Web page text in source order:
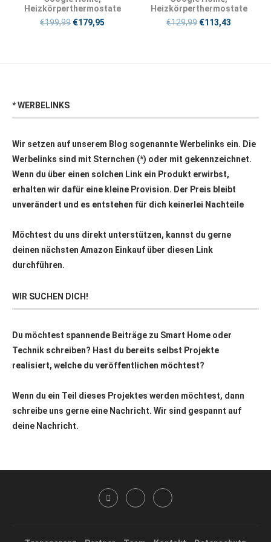
Heizkörperthermostate
€199,99 €179,95
Heizkörperthermostate
€129,99 €113,43
* WERBELINKS
Wir setzen auf unserem Blog sogenannte Werbelinks ein. Die
Werbelinks sind mit Sternchen (*) oder mit gekennzeichnet.
Wenn du über einen solchen Link ein Produkt erwirbst,
erhalten wir dafür eine kleine Provision. Der Preis bleibt
unverändert und es entstehen für dich keinerlei Nachteile
Möchtest du uns direkt unterstützen, kannst du gerne
deinen nächsten Amazon Einkauf über diesen Link
durchführen.
WIR SUCHEN DICH!
Du möchtest spannende Beiträge zu Smart Home oder
Technik schreiben? Hast du bereits selbst Projekte
realisiert, welche du veröffentlichen möchtest?
Wenn du ein Teil dieses Projektes werden möchtest, dann
schreibe uns gerne eine Nachricht. Wir sind gespannt auf
deine Nachricht.